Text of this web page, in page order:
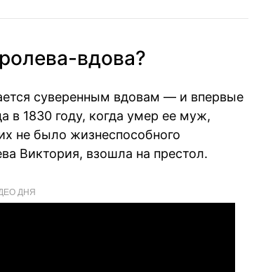
вдова?
суверенным вдовам — и впервые
в 1830 году, когда умер ее муж,
не было жизнеспособного
Виктория, взошла на престол.
ДНЯ